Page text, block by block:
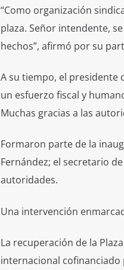
“Como organización
plaza. Señor intendente,
hechos”, afirmó por su
A su tiempo, el presidente
un esfuerzo fiscal y
Muchas gracias a las
Formaron parte de la
Fernández; el secretario
autoridades.
Una intervención
La recuperación de la
internacional cofinanciado